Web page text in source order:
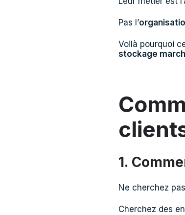
Pas l’
Voilà pourquoi
stockage
1.
Ne cherchez
Cherchez des